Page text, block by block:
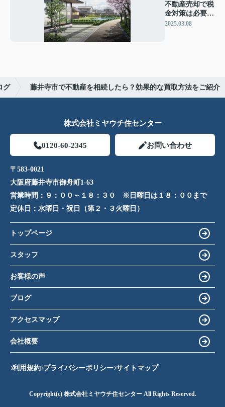
不動産売却で税
金対策は必要？
売却時の税金を
2025.03.08
グ 藤井寺市で不動産を相続したら？効果的な買取方法をご紹介
株式会社ミヤウチ住センター
0120-60-2345 お問い合わせ
〒583-0021
大阪府藤井寺市御舟町1-63
営業時間： ９：００～１８：３０ ※日曜日は１８：００まで
定休日： 水曜日・祝日（第２・３火曜日）
トップページ
スタッフ
お客様の声
ブログ
アクセスマップ
会社概要
利用規約 プライバシーポリシー サイトマップ
Copyright(c) 株式会社ミヤウチ住センター All Rights Reserved.